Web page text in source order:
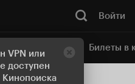
VPN или
доступен
Кинопоиска
Войти
кинотеатр Билеты в